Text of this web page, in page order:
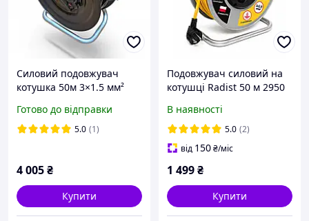
Силовий подовжувач
котушка 50м 3×1.5 мм²
заземленням, 4 розетки з
кришками та захистом від
Готово до відправки
5.0 (1)
4 005₴
Купити
Подовжувач силовий на
котушці Radist 50 м 2950
заземленням кабель ПВС
3х2.5 мм² для будівництва
майстерні
В наявності
5.0 (2)
від 150₴/міс
1 499₴
Купити